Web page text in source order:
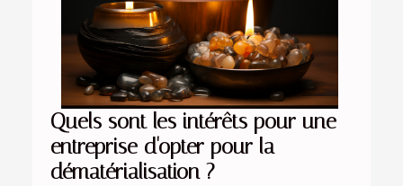
Quels sont les intérêts pour une
entreprise d'opter pour la
dématérialisation ?